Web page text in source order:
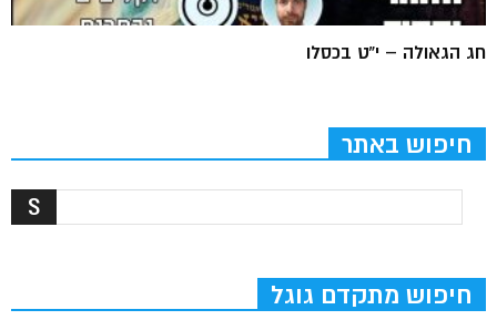
חג הגאולה – י”ט בכסלו
חיפוש באתר
חיפוש מתקדם גוגל